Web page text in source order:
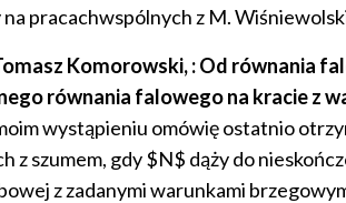
pracachwspólnych z M.
Komorowski, : Od równania
równania falowego na kracie z
wystąpieniu omówię ostatnio
z szumem, gdy $N$ dąży do
z zadanymi warunkami